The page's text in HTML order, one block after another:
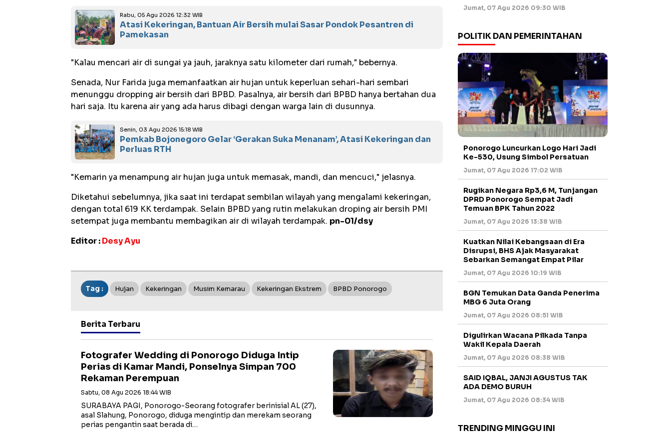
Rabu, 05 Agu 2026 12:32 WIB
Atasi Kekeringan, Bantuan Air Bersih mulai Sasar Pondok Pesantren di
Pamekasan
"Kalau mencari air di sungai ya jauh, jaraknya satu kilometer dari rumah," bebernya.
Senada, Nur Farida juga memanfaatkan air hujan untuk keperluan sehari-hari sembari
menunggu dropping air bersih dari BPBD. Pasalnya, air bersih dari BPBD hanya bertahan dua
hari saja. Itu karena air yang ada harus dibagi dengan warga lain di dusunnya.
Senin, 03 Agu 2026 15:18 WIB
Pemkab Bojonegoro Gelar ‘Gerakan Suka Menanam’, Atasi Kekeringan dan
Perluas RTH
"Kemarin ya menampung air hujan juga untuk memasak, mandi, dan mencuci," jelasnya.
Diketahui sebelumnya, jika saat ini terdapat sembilan wilayah yang mengalami kekeringan,
dengan total 619 KK terdampak. Selain BPBD yang rutin melakukan droping air bersih PMI
setempat juga membantu membagikan air di wilayah terdampak. pn-01/dsy
Editor :Desy Ayu
Tag : Hujan Kekeringan Musim Kemarau Kekeringan Ekstrem BPBD Ponorogo
Berita Terbaru
Fotografer Wedding di Ponorogo Diduga Intip
Perias di Kamar Mandi, Ponselnya Simpan 700
Rekaman Perempuan
Sabtu, 08 Agu 2026 18:44 WIB
SURABAYA PAGI, Ponorogo-Seorang fotografer berinisial AL (27),
asal Slahung, Ponorogo, diduga mengintip dan merekam seorang
perias pengantin saat berada di…
Jumat, 07 Agu 2026 09:30 WIB
POLITIK DAN PEMERINTAHAN
Ponorogo Luncurkan Logo Hari Jadi
Ke-530, Usung Simbol Persatuan
Jumat, 07 Agu 2026 17:02 WIB
Rugikan Negara Rp3,6 M, Tunjangan
DPRD Ponorogo Sempat Jadi
Temuan BPK Tahun 2022
Jumat, 07 Agu 2026 13:38 WIB
Kuatkan Nilai Kebangsaan di Era
Disrupsi, BHS Ajak Masyarakat
Sebarkan Semangat Empat Pilar
Jumat, 07 Agu 2026 10:19 WIB
BGN Temukan Data Ganda Penerima
MBG 6 Juta Orang
Jumat, 07 Agu 2026 08:51 WIB
Digulirkan Wacana Pilkada Tanpa
Wakil Kepala Daerah
Jumat, 07 Agu 2026 08:38 WIB
SAID IQBAL, JANJI AGUSTUS TAK
ADA DEMO BURUH
Jumat, 07 Agu 2026 08:34 WIB
TRENDING MINGGU INI